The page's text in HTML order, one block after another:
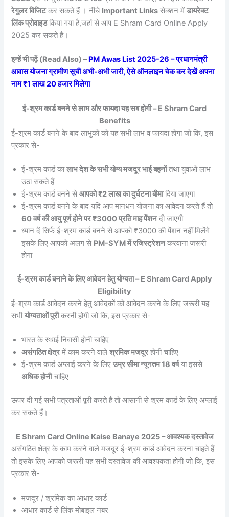
रेगुलर विजिटकर सकते हैं । नीचे Important Links सेक्शन मेंडायरेक्ट
लिंक प्रोवाइडकिया गया है,जहां से आप E Shram Card Online Apply
2025 कर सकते है।
इन्हें भी पढ़ें (Read Also) –PM Awas List 2025-26 – प्रधानमंत्री
आवास योजना ग्रामीण सूची अभी-अभी जारी, ऐसे ऑनलाइन चेक कर देखें अपना
नाम ₹1 लाख 20 हजार मिलेगा
ई-श्रम कार्ड बनने से लाभ और फायदा यह सब होगी – E Shram Card
Benefits
ई-श्रम कार्ड बनने के बाद लाभुकों को यह सभी लाभ व फायदा होगा जो कि, इस
प्रकार से-
ई-श्रम कार्ड कालाभ देश के सभी योग्य मजदूर भाई बहनोंतथा युवाओं लाभ
उठा सकते हैं
ई-श्रम कार्ड बनने सेआपको ₹2 लाख का दुर्घटना बीमादिया जाएगा
ई-श्रम कार्ड बनने के बाद यदि आप मानधन योजना का आवेदन करते हैं तो
60 वर्ष की आयु पूर्ण होने पर ₹3000 प्रति माह पेंशनदी जाएगी
ध्यान दें सिर्फ ई-श्रम कार्ड बनने से आपको ₹3000 की पेंशन नहीं मिलेंगे
इसके लिए आपको अलग से PM-SYM में रजिस्ट्रेशनकरवाना जरूरी
होगा
ई-श्रम कार्ड बनाने के लिए आवेदन हेतु योग्यता – E Shram Card Apply
Eligibility
ई-श्रम कार्ड आवेदन करने हेतु आवेदकों को आवेदन करने के लिए जरूरी यह
सभीयोग्यताओं पूरीकरनी होगी जो कि, इस प्रकार से-
भारत के स्थाई निवासी होनी चाहिए
असंगठित क्षेत्रमें काम करने वालेश्रमिक मजदूरहोनी चाहिए
ई-श्रम कार्ड अप्लाई करने के लिएउम्र सीमा न्यूनतम 18 वर्षया इससे
अधिक होनीचाहिए
ऊपर दी गई सभी पत्रताओं पूरी करते हैं तो आसानी से श्रम कार्ड के लिए अप्लाई
कर सकते हैं।
E Shram Card Online Kaise Banaye 2025 – आवश्यक दस्तावेज
असंगठित क्षेत्र के काम करने वाले मजदूर ई-श्रम कार्ड आवेदन करना चाहते हैं
तो इसके लिए आपको जरूरी यह सभी दस्तावेज की आवश्यकता होगी जो कि, इस
प्रकार से-
मजदूर / श्रमिक का आधार कार्ड
आधार कार्ड से लिंक मोबाइल नंबर